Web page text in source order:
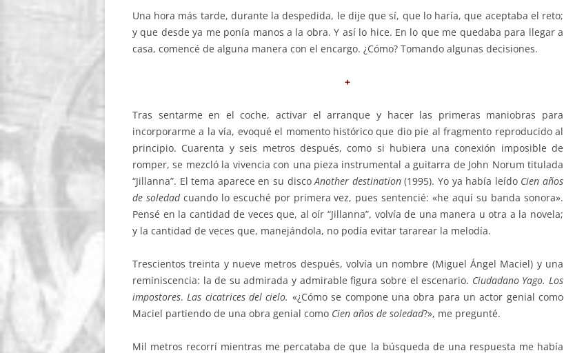
Una hora más tarde, durante la despedida, le dije que sí, que lo haría, que aceptaba el reto;
y que desde ya me ponía manos a la obra. Y así lo hice. En lo que me quedaba para llegar a
casa, comencé de alguna manera con el encargo. ¿Cómo? Tomando algunas decisiones.
+
Tras sentarme en el coche, activar el arranque y hacer las primeras maniobras para
incorporarme a la vía, evoqué el momento histórico que dio pie al fragmento reproducido al
principio. Cuarenta y seis metros después, como si hubiera una conexión imposible de
romper, se mezcló la vivencia con una pieza instrumental a guitarra de John Norum titulada
“Jillanna”. El tema aparece en su discoAnother destination(1995). Yo ya había leído Cien años
de soledad cuando lo escuché por primera vez, pues sentencié: «he aquí su banda sonora».
Pensé en la cantidad de veces que, al oír “Jillanna”, volvía de una manera u otra a la novela;
y la cantidad de veces que, manejándola, no podía evitar tararear la melodía.
Trescientos treinta y nueve metros después, volvía un nombre (Miguel Ángel Maciel) y una
reminiscencia: la de su admirada y admirable figura sobre el escenario. Ciudadano Yago. Los
impostores.Las cicatrices del cielo. «¿Cómo se compone una obra para un actor genial como
Maciel partiendo de una obra genial como Cien años de soledad?», me pregunté.
Mil metros recorrí mientras me percataba de que la búsqueda de una respuesta me había